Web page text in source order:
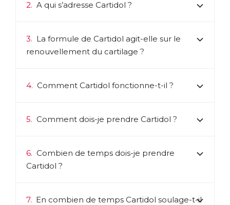
Poivre noir (pipérine).
Du fait de l’action complémentaire de ses ingrédients
naturels et de leur excellente tolérance, Cartidol peut
constituer une aide utile en cas de gênes articulaires.
2. A qui s’adresse Cartidol ?
3. La formule de Cartidol agit-elle sur le
renouvellement du cartilage ?
4. Comment Cartidol fonctionne-t-il ?
5. Comment dois-je prendre Cartidol ?
6. Combien de temps dois-je prendre
Cartidol ?
7. En combien de temps Cartidol soulage-t-il